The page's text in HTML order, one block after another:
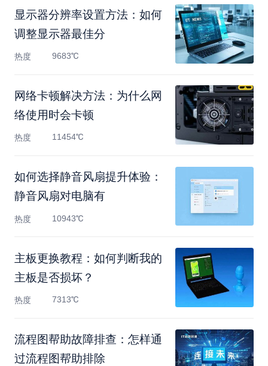
显示器分辨率设置方法：如何
调整显示器最佳分
热度 9683℃
网络卡顿解决方法：为什么网
络使用时会卡顿
热度 11454℃
如何选择静音风扇提升体验：
静音风扇对电脑有
热度 10943℃
主板更换教程：如何判断我的
主板是否损坏？
热度 7313℃
流程图帮助故障排查：怎样通
过流程图帮助排除